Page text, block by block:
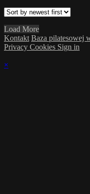
Load More
Kontakt Baza pilatesowej
Privacy Cookies Sign in
×